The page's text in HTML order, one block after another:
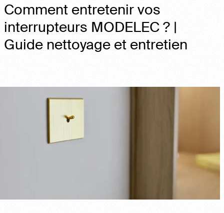
Comment entretenir vos
interrupteurs MODELEC ? |
Guide nettoyage et entretien